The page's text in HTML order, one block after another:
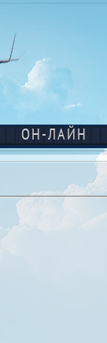
ОН-ЛАЙН